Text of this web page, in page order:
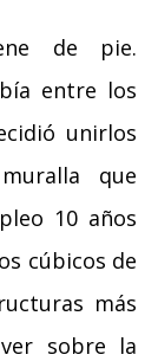
de pie.
entre los
unirlos
que
10 años
cúbicos de
más
sobre la